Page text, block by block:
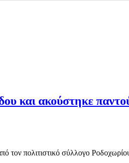
και ακούστηκε
τον πολιτιστικό σύλλογο